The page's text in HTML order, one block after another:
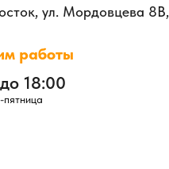
работы
ул. Мордовцева 8В,
18:00
пятница